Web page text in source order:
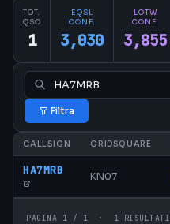
TOT.
QSO
1
EQSL
CONF.
3,030
LOTW
CONF.
3,855
Filtra
CALLSIGN GRIDSQUARE
HA7MRB KN07
PAGINA 1 / 1 · 1 RISULTATI